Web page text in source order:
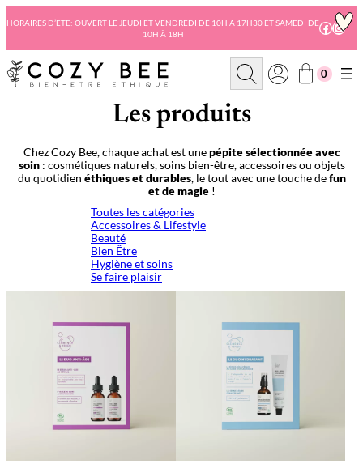
au
HORAIRES D’ÉTÉ: OUVERT LE JEUDI ET VENDREDI DE 10H À 17H30 ET SAMEDI DE
10H À 18H
R
c
h
e
h
e
0
Les produits
Chez Cozy Bee, chaque achat est unepépite sélectionnée avec
soin: cosmétiques naturels, soins bien-être, accessoires ou objets
du quotidien éthiques et durables, le tout avec une touche defun
et de magie!
Toutes les catégories
Accessoires & Lifestyle
Beauté
Bien Être
Hygiène et soins
Se faire plaisir